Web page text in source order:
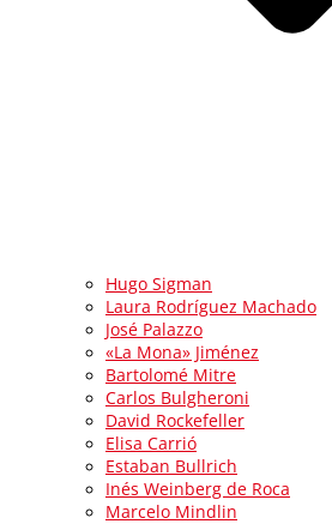
Hugo Sigman
Laura Rodríguez Machado
José Palazzo
«La Mona» Jiménez
Bartolomé Mitre
Carlos Bulgheroni
David Rockefeller
Elisa Carrió
Estaban Bullrich
Inés Weinberg de Roca
Marcelo Mindlin